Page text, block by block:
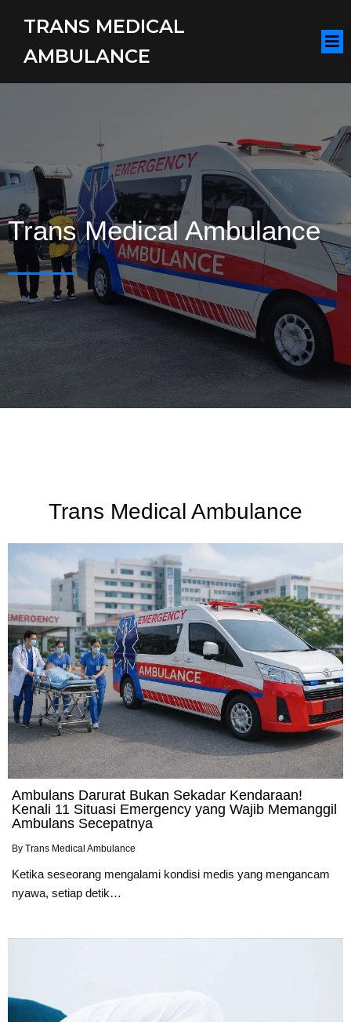
TRANS MEDICAL
AMBULANCE
Trans Medical Ambulance
Trans Medical Ambulance
Ambulans Darurat Bukan Sekadar Kendaraan!
Kenali 11 Situasi Emergency yang Wajib Memanggil
Ambulans Secepatnya
By Trans Medical Ambulance
Ketika seseorang mengalami kondisi medis yang mengancam
nyawa, setiap detik…